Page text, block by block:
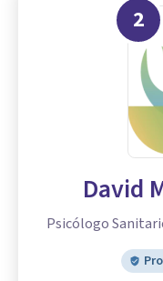
2
David
Psicólogo